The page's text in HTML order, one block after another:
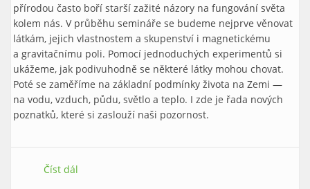
přírodou často boří starší zažité názory na fungování světa
kolem nás. V průběhu semináře se budeme nejprve věnovat
látkám, jejich vlastnostem a skupenství i magnetickému
a gravitačnímu poli. Pomocí jednoduchých experimentů si
ukážeme, jak podivuhodně se některé látky mohou chovat.
Poté se zaměříme na základní podmínky života na Zemi —
na vodu, vzduch, půdu, světlo a teplo. I zde je řada nových
poznatků, které si zaslouží naši pozornost.
Číst dál